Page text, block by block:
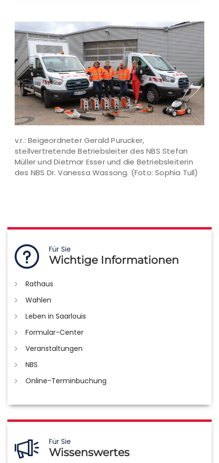
v.r.: Beigeordneter Gerald Purucker,
stellvertretende Betriebsleiter des NBS Stefan
Müller und Dietmar Esser und die Betriebsleiterin
des NBS Dr. Vanessa Wassong. (Foto: Sophia Tull)
Für Sie
Wichtige Informationen
Rathaus
Wahlen
Leben in Saarlouis
Formular-Center
Veranstaltungen
NBS
Online-Terminbuchung
Für Sie
Wissenswertes